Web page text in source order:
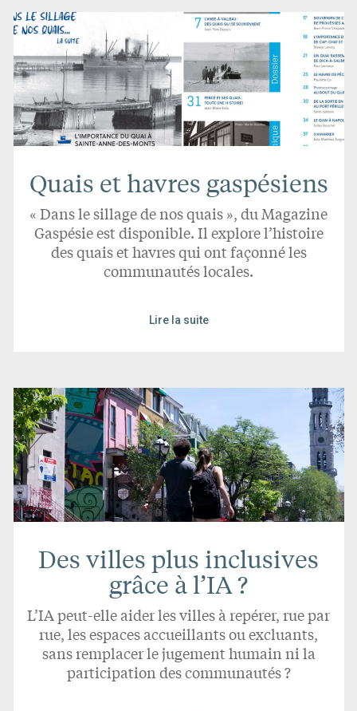
Quais et havres gaspésiens
« Dans le sillage de nos quais », du Magazine
Gaspésie est disponible. Il explore l’histoire
des quais et havres qui ont façonné les
communautés locales.
Lire la suite
Des villes plus inclusives
grâce à l’IA ?
L’IA peut-elle aider les villes à repérer, rue par
rue, les espaces accueillants ou excluants,
sans remplacer le jugement humain ni la
participation des communautés ?